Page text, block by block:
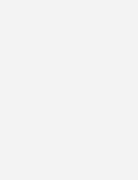
zu verstärken und
Level zu bringen,
Heizungstausch,
Fachhandwerker
direkt über den
„Ob Nutzung
Die Kunden